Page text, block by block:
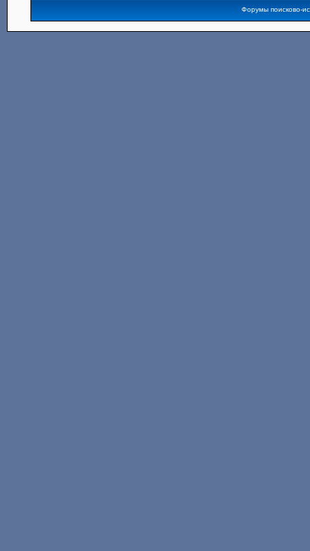
Форумы поисково-